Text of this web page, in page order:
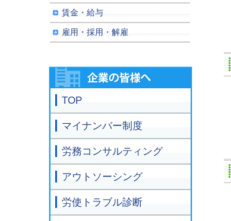
賃金・給与
雇用・採用・解雇
TOP
マイナンバー制度
労務コンサルティング
アウトソーシング
労使トラブル診断